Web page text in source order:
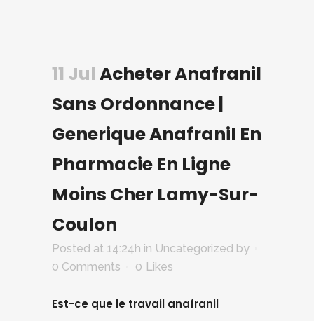
11 Jul Acheter Anafranil
Sans Ordonnance |
Generique Anafranil En
Pharmacie En Ligne
Moins Cher Lamy-Sur-
Coulon
Posted at 14:24h in Uncategorized by
0 Comments
0 Likes
Est-ce que le travail anafranil